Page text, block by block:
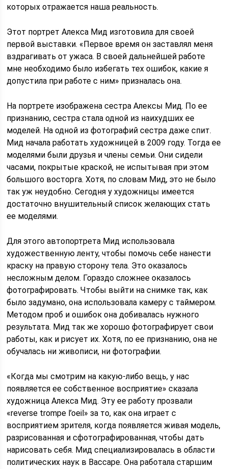
которых отражается наша реальность.
Этот портрет Алекса Мид изготовила для своей
первой выставки. «Первое время он заставлял меня
вздрагивать от ужаса. В своей дальнейшей работе
мне необходимо было избегать тех ошибок, какие я
допустила при работе с ним» призналась она.
На портрете изображена сестра Алексы Мид. По ее
признанию, сестра стала одной из наихудших ее
моделей. На одной из фотографий сестра даже спит.
Мид начала работать художницей в 2009 году. Тогда ее
моделями были друзья и члены семьи. Они сидели
часами, покрытые краской, не испытывая при этом
большого восторга. Хотя, по словам Мид, это не было
так уж неудобно. Сегодня у художницы имеется
достаточно внушительный список желающих стать
ее моделями.
Для этого автопортрета Мид использовала
художественную ленту, чтобы помочь себе нанести
краску на правую сторону тела. Это оказалось
несложным делом. Гораздо сложнее оказалось
фотографировать. Чтобы выйти на снимке так, как
было задумано, она использовала камеру с таймером.
Методом проб и ошибок она добивалась нужного
результата. Мид так же хорошо фотографирует свои
работы, как и рисует их. Хотя, по ее признанию, она не
обучалась ни живописи, ни фотографии.
«Когда мы смотрим на какую-либо вещь, у нас
появляется ее собственное восприятие» сказала
художница Алекса Мид. Эту ее работу прозвали
«reverse trompe l’oeil» за то, как она играет с
восприятием зрителя, когда появляется живая модель,
разрисованная и сфотографированная, чтобы дать
нарисовать себя. Мид специализировалась в области
политических наук в Вассаре. Она работала старшим